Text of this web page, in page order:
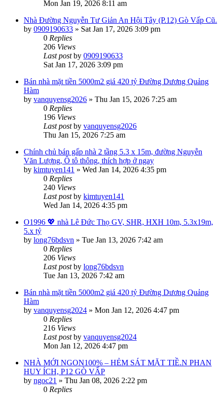
Mon Jan 19, 2026 8:11 am
Nhà Đường Nguyễn Tư Giản An Hội Tây (P.12) Gò Vấp Cũ.
by 0909190633 » Sat Jan 17, 2026 3:09 pm
0 Replies
206 Views
Last postby 0909190633
Sat Jan 17, 2026 3:09 pm
Bán nhà mặt tiền 5000m2 giá 420 tỷ Đường Dương Quảng
Hàm
by vanquyensg2026 » Thu Jan 15, 2026 7:25 am
0 Replies
196 Views
Last postby vanquyensg2026
Thu Jan 15, 2026 7:25 am
Chính chủ bán gấp nhà 2 tầng 5.3 x 15m, đường Nguyễn
Văn Lượng, Ô tô thông, thích hợp ở ngay
by kimtuyen141 » Wed Jan 14, 2026 4:35 pm
0 Replies
240 Views
Last postby kimtuyen141
Wed Jan 14, 2026 4:35 pm
O1996 💖 nhà Lê Đức Thọ GV, SHR, HXH 10m, 5.3x19m,
5.x tỷ
by long76bdsvn » Tue Jan 13, 2026 7:42 am
0 Replies
206 Views
Last postby long76bdsvn
Tue Jan 13, 2026 7:42 am
Bán nhà mặt tiền 5000m2 giá 420 tỷ Đường Dương Quảng
Hàm
by vanquyensg2024 » Mon Jan 12, 2026 4:47 pm
0 Replies
216 Views
Last postby vanquyensg2024
Mon Jan 12, 2026 4:47 pm
NHÀ MỚI NGON100% – HẺM SÁT MẶT TIỀ.N PHAN
HUY ÍCH, P12 GÒ VẤP
by ngoc21 » Thu Jan 08, 2026 2:22 pm
0 Replies